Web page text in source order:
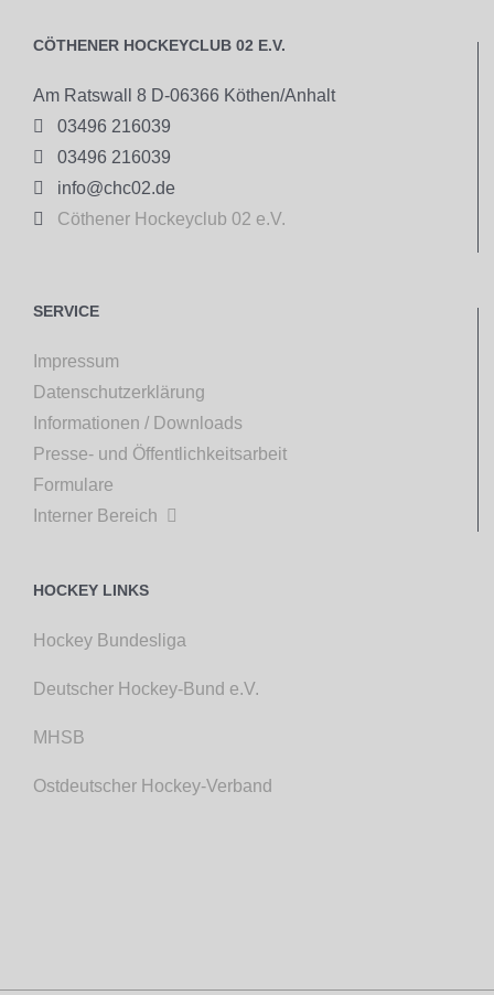
CÖTHENER HOCKEYCLUB 02 E.V.
Am Ratswall 8 D-06366 Köthen/Anhalt

03496 216039

03496 216039

info@chc02.de

Cöthener Hockeyclub 02 e.V.
SERVICE
Impressum
Datenschutzerklärung
Informationen / Downloads
Presse- und Öffentlichkeitsarbeit
Formulare
Interner Bereich

HOCKEY LINKS
Hockey Bundesliga
Deutscher Hockey-Bund e.V.
MHSB
Ostdeutscher Hockey-Verband